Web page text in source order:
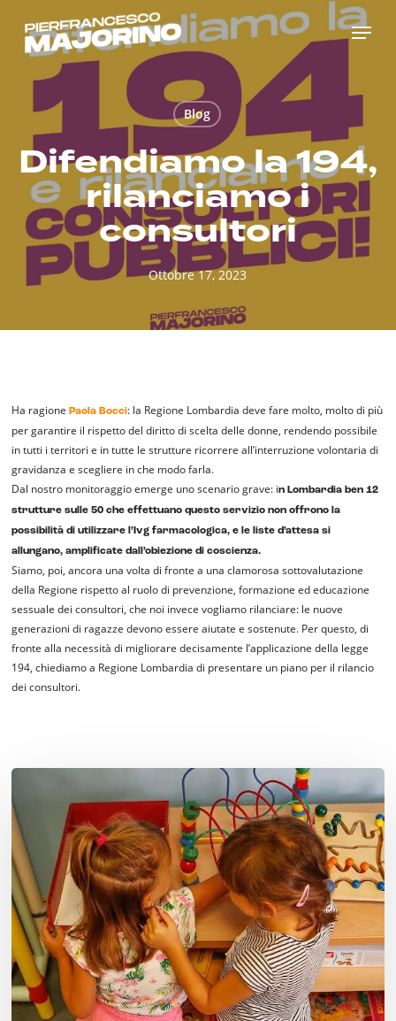
Menu
Blog
Difendiamo la 194,
rilanciamo i
consultori
Ottobre 17, 2023
Ha ragionePaola Bocci: la Regione Lombardia deve fare molto, molto di più
per garantire il rispetto del diritto di scelta delle donne, rendendo possibile
in tutti i territori e in tutte le strutture ricorrere all’interruzione volontaria di
gravidanza e scegliere in che modo farla.
Dal nostro monitoraggio emerge uno scenario grave: in Lombardia ben 12
strutture sulle 50 che effettuano questo servizio non offrono la
possibilità di utilizzare l’Ivg farmacologica, e le liste d’attesa si
allungano, amplificate dall’obiezione di coscienza.
Siamo, poi, ancora una volta di fronte a una clamorosa sottovalutazione
della Regione rispetto al ruolo di prevenzione, formazione ed educazione
sessuale dei consultori, che noi invece vogliamo rilanciare: le nuove
generazioni di ragazze devono essere aiutate e sostenute. Per questo, di
fronte alla necessità di migliorare decisamente l’applicazione della legge
194, chiediamo a Regione Lombardia di presentare un piano per il rilancio
dei consultori.
Non
‘fa
caldo’,
una
emergenza
climatica
e
la
Destra
continua
a
far